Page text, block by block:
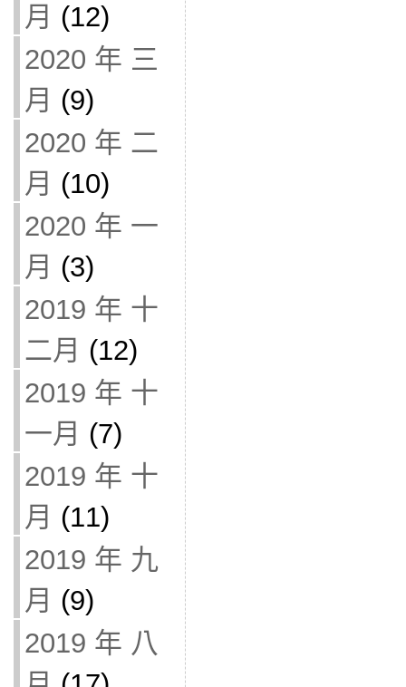
月 (12)
2020 年 三
月 (9)
2020 年 二
月 (10)
2020 年 一
月 (3)
2019 年 十
二月 (12)
2019 年 十
一月 (7)
2019 年 十
月 (11)
2019 年 九
月 (9)
2019 年 八